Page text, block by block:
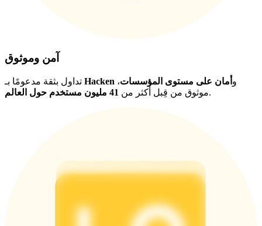
آمن وموثوق
Hacken و أمان على مستوى المؤسسات،
موثوق من قِبل أكثر من 41 مليون مستخدم حول العالم .